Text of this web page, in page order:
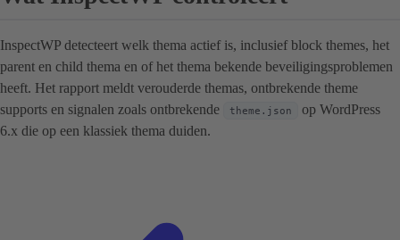
InspectWP detecteert welk thema actief is, inclusief block themes, het
parent en child thema en of het thema bekende beveiligingsproblemen
heeft. Het rapport meldt verouderde themas, ontbrekende theme
supports en signalen zoals ontbrekende
theme.json
op WordPress
6.x die op een klassiek thema duiden.